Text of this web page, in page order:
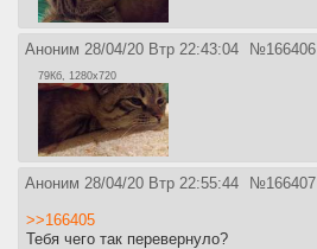
Аноним 28/04/20 Втр 22:43:04 №166406
79Кб, 1280x720
Аноним 28/04/20 Втр 22:55:44 №166407
>>166405
Тебя чего так перевернуло?